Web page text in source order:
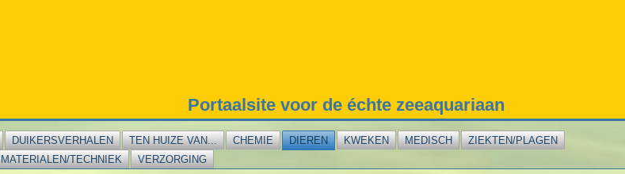
Portaalsite voor de échte zeeaquariaan
DUIKERSVERHALEN TEN HUIZE VAN... CHEMIE DIEREN KWEKEN MEDISCH
ZIEKTEN/PLAGEN
MATERIALEN/TECHNIEK VERZORGING